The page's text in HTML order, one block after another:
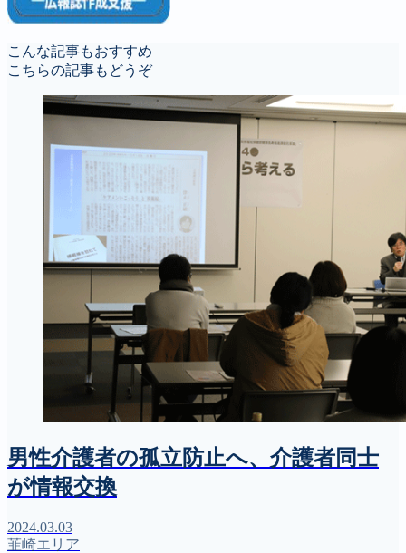
こんな記事もおすすめ
こちらの記事もどうぞ
男性介護者の孤立防止へ、介護者同士
が情報交換
2024.03.03
韮崎エリア